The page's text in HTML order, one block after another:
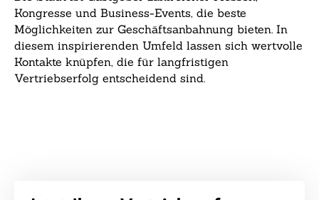
Kongresse und Business-Events, die beste
Möglichkeiten zur Geschäftsanbahnung bieten. In
diesem inspirierenden Umfeld lassen sich wertvolle
Kontakte knüpfen, die für langfristigen
Vertriebserfolg entscheidend sind.